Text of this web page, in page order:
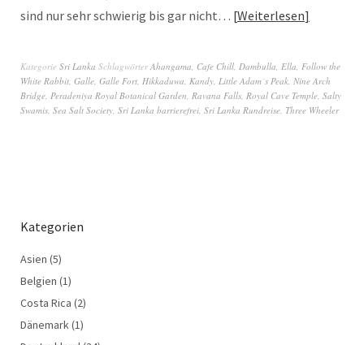
sind nur sehr schwierig bis gar nicht… Weiterlesen
Kategorie Sri Lanka SchlagwörterAhangama, Cafe Chill, Dambulla, Ella, Follow the
White Rabbit, Galle, Galle Fort, Hikkaduwa, Kandy, Little Adam´s Peak, Nine Arch
Bridge, Peradeniya Royal Botanical Garden, Ravana Falls, Royal Cave Temple, Salty
Swamis, Sea Salt Society, Sri Lanka barrierefrei, Sri Lanka Rundreise, Three Wheeler
Kategorien
Asien (5)
Belgien (1)
Costa Rica (2)
Dänemark(1)